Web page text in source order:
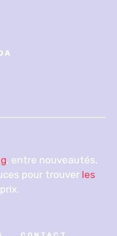
, entre nouveautés,
pour trouver les